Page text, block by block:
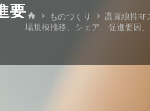
要
ホ
ー
ものづくり
高直線性
場規模推移、シェア、促進要因